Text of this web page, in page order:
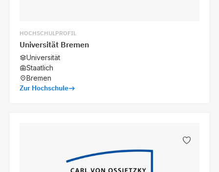
HOCHSCHULPROFIL
Universität Bremen
Universität
Staatlich
Bremen
Zur Hochschule